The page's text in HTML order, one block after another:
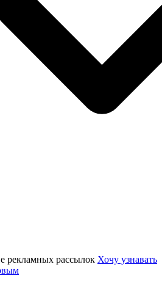
рекламных рассылок Хочу узнавать